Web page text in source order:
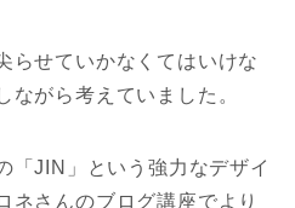
らせていかなくてはいけな
ながら考えていました。
「JIN」という強力なデザイ
ネさんのブログ講座でより